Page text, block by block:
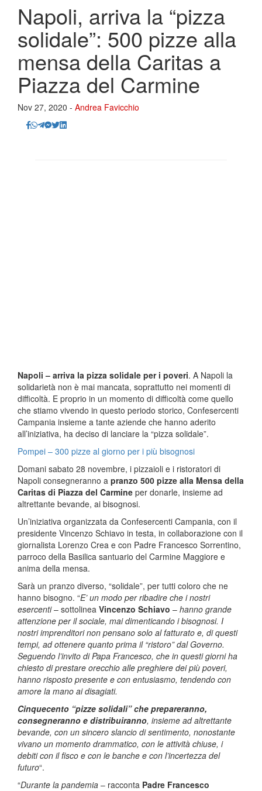
Napoli, arriva la “pizza
solidale”: 500 pizze alla
mensa della Caritas a
Piazza del Carmine
Nov 27, 2020 - Andrea Favicchio
Napoli – arriva la pizza solidale per i poveri. A Napoli la
solidarietà non è mai mancata, soprattutto nei momenti di
difficoltà. E proprio in un momento di difficoltà come quello
che stiamo vivendo in questo periodo storico, Confesercenti
Campania insieme a tante aziende che hanno aderito
all’iniziativa, ha deciso di lanciare la “pizza solidale”.
Pompei – 300 pizze al giorno per i più bisognosi
Domani sabato 28 novembre, i pizzaioli e i ristoratori di
Napoli consegneranno a pranzo 500 pizze alla Mensa della
Caritas di Piazza del Carmine per donarle, insieme ad
altrettante bevande, ai bisognosi.
Un’iniziativa organizzata da Confesercenti Campania, con il
presidente Vincenzo Schiavo in testa, in collaborazione con il
giornalista Lorenzo Crea e con Padre Francesco Sorrentino,
parroco della Basilica santuario del Carmine Maggiore e
anima della mensa.
Sarà un pranzo diverso, “solidale”, per tutti coloro che ne
hanno bisogno. “E’ un modo per ribadire che i nostri
esercenti– sottolinea Vincenzo Schiavo – hanno grande
attenzione per il sociale, mai dimenticando i bisognosi. I
nostri imprenditori non pensano solo al fatturato e, di questi
tempi, ad ottenere quanto prima il “ristoro” dal Governo.
Seguendo l’invito di Papa Francesco, che in questi giorni ha
chiesto di prestare orecchio alle preghiere dei più poveri,
hanno risposto presente e con entusiasmo, tendendo con
amore la mano ai disagiati.
Cinquecento “pizze solidali” che prepareranno,
consegneranno e distribuiranno, insieme ad altrettante
bevande, con un sincero slancio di sentimento, nonostante
vivano un momento drammatico, con le attività chiuse, i
debiti con il fisco e con le banche e con l’incertezza del
futuro“.
“Durante la pandemia – racconta Padre Francesco